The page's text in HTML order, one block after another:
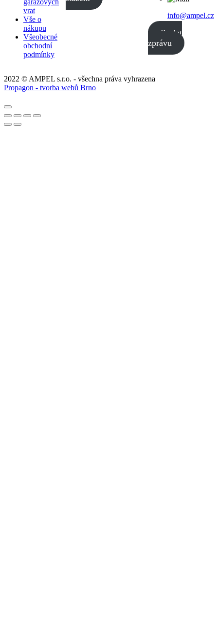
vrat
Vše o
nákupu
Všeobecné
obchodní
podmínky
info@ampel.cz
Poslat
zprávu
2022 © AMPEL s.r.o. - všechna práva vyhrazena
Propagon - tvorba webů Brno